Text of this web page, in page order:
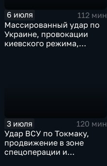
6 июля
112 мин
Массированный удар по
Украине, провокации
киевского режима,
3 июля
120 мин
Удар ВСУ по Токмаку,
продвижение в зоне
спецоперации и